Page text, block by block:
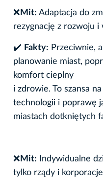
❌ Mit: Adaptacja do
rezygnację z rozwoju i
✔️ Fakty: Przeciwnie,
planowanie miast,
komfort cieplny
i zdrowie. To szansa
technologii i poprawę
miastach dotkniętych
❌ Mit: Indywidualne
tylko rządy i